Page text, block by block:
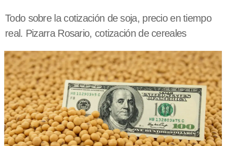
Todo sobre la cotización de soja, precio en tiempo
real. Pizarra Rosario, cotización de cereales